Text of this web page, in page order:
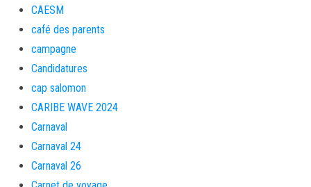
CAESM
café des parents
campagne
Candidatures
cap salomon
CARIBE WAVE 2024
Carnaval
Carnaval 24
Carnaval 26